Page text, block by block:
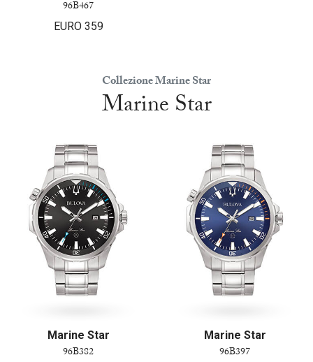
96B467
EURO 359
Collezione Marine Star
Marine Star
Marine Star
96B382
Marine Star
96B397